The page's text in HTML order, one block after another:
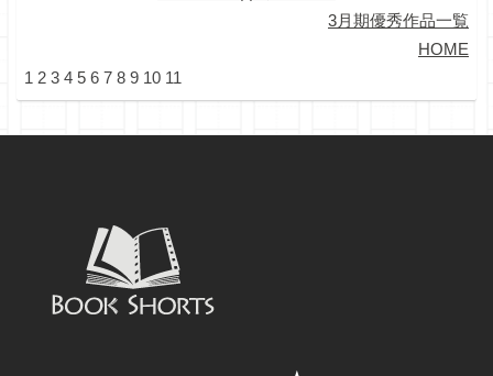
3月期優秀作品一覧
HOME
1 2 3 4 5 6 7 8 9 10 11